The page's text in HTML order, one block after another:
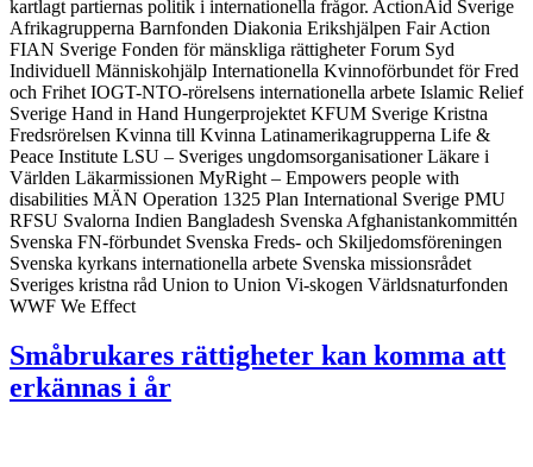
kartlagt partiernas politik i internationella frågor. ActionAid Sverige
Afrikagrupperna Barnfonden Diakonia Erikshjälpen Fair Action
FIAN Sverige Fonden för mänskliga rättigheter Forum Syd
Individuell Människohjälp Internationella Kvinnoförbundet för Fred
och Frihet IOGT-NTO-rörelsens internationella arbete Islamic Relief
Sverige Hand in Hand Hungerprojektet KFUM Sverige Kristna
Fredsrörelsen Kvinna till Kvinna Latinamerikagrupperna Life &
Peace Institute LSU – Sveriges ungdomsorganisationer Läkare i
Världen Läkarmissionen MyRight – Empowers people with
disabilities MÄN Operation 1325 Plan International Sverige PMU
RFSU Svalorna Indien Bangladesh Svenska Afghanistankommittén
Svenska FN-förbundet Svenska Freds- och Skiljedomsföreningen
Svenska kyrkans internationella arbete Svenska missionsrådet
Sveriges kristna råd Union to Union Vi-skogen Världsnaturfonden
WWF We Effect
Småbrukares rättigheter kan komma att
erkännas i år